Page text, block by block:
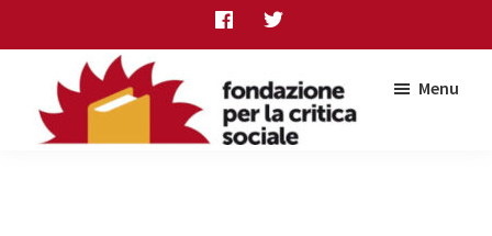
to
content
to
primary
sidebar
to
Menu